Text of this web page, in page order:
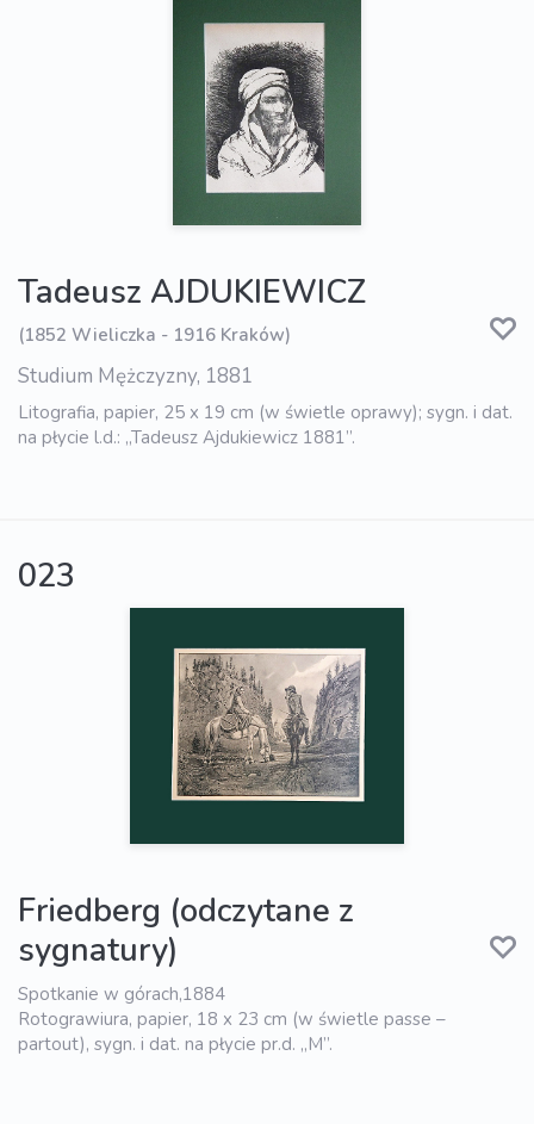
Tadeusz AJDUKIEWICZ
(1852 Wieliczka - 1916 Kraków)
Studium Mężczyzny, 1881
Litografia, papier, 25 x 19 cm (w świetle oprawy); sygn. i dat.
na płycie l.d.: „Tadeusz Ajdukiewicz 1881”.
023
Friedberg (odczytane z
sygnatury)
Spotkanie w górach,1884
Rotograwiura, papier, 18 x 23 cm (w świetle passe –
partout), sygn. i dat. na płycie pr.d. „M”.